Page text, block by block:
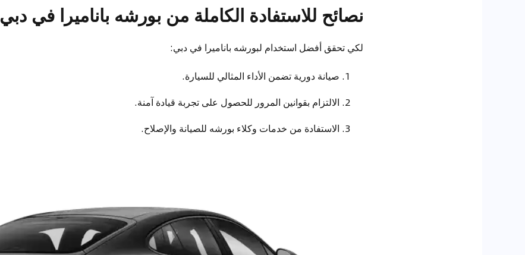
نصائح للاستفادة الكاملة من بورشه باناميرا في دبي
لكي تحقق أفضل استخدام لبورشه باناميرا في دبي:
صيانة دورية تضمن الأداء المثالي للسيارة.
الالتزام بقوانين المرور للحصول على تجربة قيادة آمنة.
الاستفادة من خدمات وكلاء بورشه للصيانة والإصلاح.